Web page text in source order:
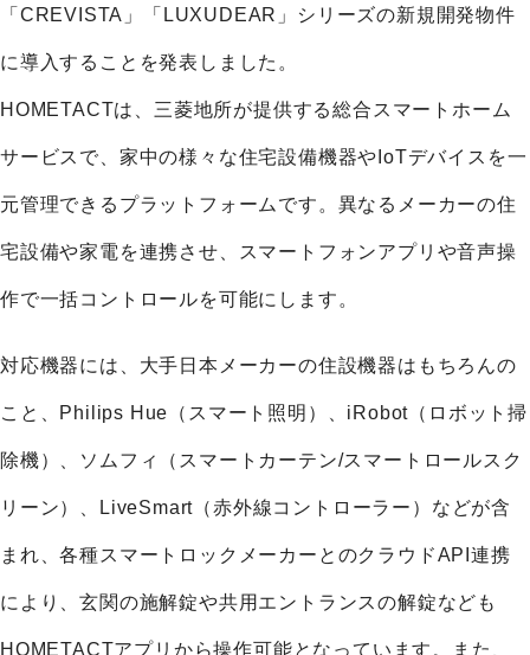
「CREVISTA」「LUXUDEAR」シリーズの新規開発物件
に導入することを発表しました。
HOMETACTは、三菱地所が提供する総合スマートホーム
サービスで、家中の様々な住宅設備機器やIoTデバイスを一
元管理できるプラットフォームです。異なるメーカーの住
宅設備や家電を連携させ、スマートフォンアプリや音声操
作で一括コントロールを可能にします。
対応機器には、大手日本メーカーの住設機器はもちろんの
こと、Philips Hue（スマート照明）、iRobot（ロボット掃
除機）、ソムフィ（スマートカーテン/スマートロールスク
リーン）、LiveSmart（赤外線コントローラー）などが含
まれ、各種スマートロックメーカーとのクラウドAPI連携
により、玄関の施解錠や共用エントランスの解錠なども
HOMETACTアプリから操作可能となっています。また、